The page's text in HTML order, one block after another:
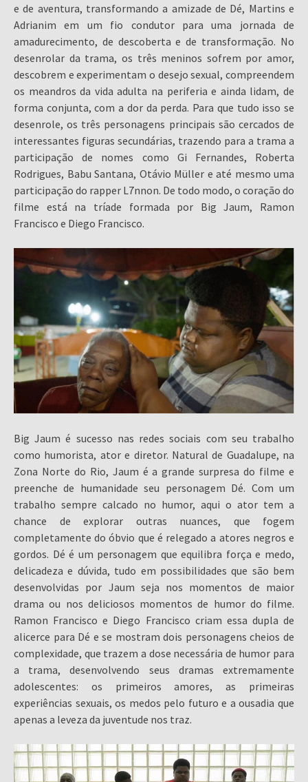
e de aventura, transformando a amizade de Dé, Martins e
Adrianim em um fio condutor para uma jornada de
amadurecimento, de descoberta e de transformação. No
desenrolar da trama, os três meninos sofrem por amor,
descobrem e experimentam o desejo sexual, compreendem
os meandros da vida adulta na periferia e ainda lidam, de
forma conjunta, com a dor da perda. Para que tudo isso se
desenrole, os três personagens principais são cercados de
interessantes figuras secundárias, trazendo para a trama a
participação de nomes como Gi Fernandes, Roberta
Rodrigues, Babu Santana, Otávio Müller e até mesmo uma
participação do rapper L7nnon. De todo modo, o coração do
filme está na tríade formada por Big Jaum, Ramon
Francisco e Diego Francisco.
Big Jaum é sucesso nas redes sociais com seu trabalho
como humorista, ator e diretor. Natural de Guadalupe, na
Zona Norte do Rio, Jaum é a grande surpresa do filme e
preenche de humanidade seu personagem Dé. Com um
trabalho sempre calcado no humor, aqui o ator tem a
chance de explorar outras nuances, que fogem
completamente do óbvio que é relegado a atores negros e
gordos. Dé é um personagem que equilibra força e medo,
delicadeza e dúvida, tudo em possibilidades que são bem
desenvolvidas por Jaum seja nos momentos de maior
drama ou nos deliciosos momentos de humor do filme.
Ramon Francisco e Diego Francisco criam essa dupla de
alicerce para Dé e se mostram dois personagens cheios de
complexidade, que trazem a dose necessária de humor para
a trama, desenvolvendo seus dramas extremamente
adolescentes: os primeiros amores, as primeiras
experiências sexuais, os medos pelo futuro e a ousadia que
apenas a leveza da juventude nos traz.